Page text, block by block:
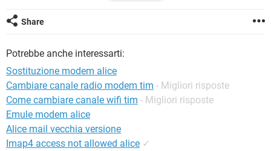
immagini o disegni per farmi capire; altrimenti sono, come
adesso, nella cacca. Il motivo per il quale devo cambiare il
ed eccellente; da una settimana è a 2omassimo 3 ed è
scarso e loro mi hanno detto che dipende dal canale radio e
il mio attuale potrebbe essere disturbato da altri. GRAZIE e
un ciao a tutti
Configurazione:Windows 7 / Internet Explorer 9.0
Share
Potrebbe anche interessarti:
Sostituzione modem alice
Cambiare canale radio modem tim - Migliori risposte
Come cambiare canale wifi tim - Migliori risposte
Emule modem alice
Alice mail vecchia versione
Imap4 access not allowed alice ✓